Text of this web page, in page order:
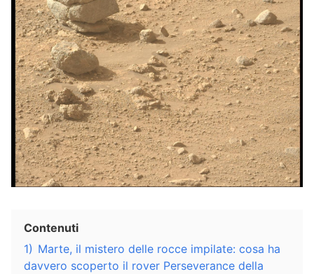
Contenuti
1) Marte, il mistero delle rocce impilate: cosa ha
davvero scoperto il rover Perseverance della